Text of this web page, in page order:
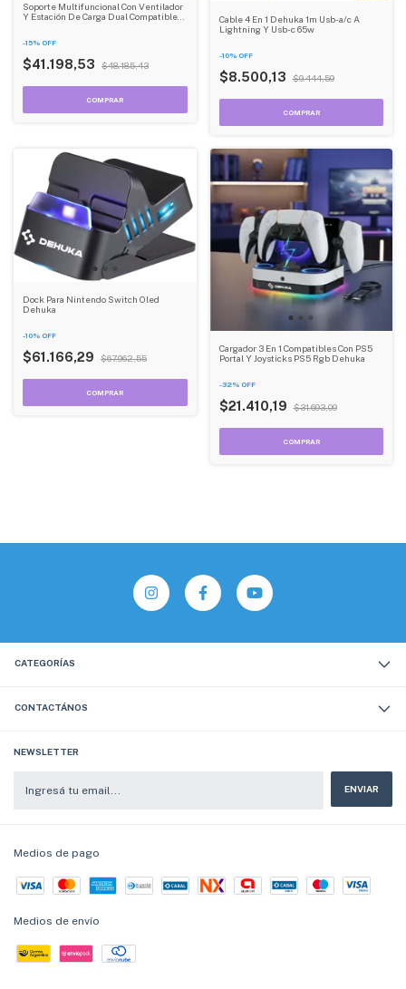
Soporte Multifuncional Con Ventilador
Y Estación De Carga Dual Compatible
-15% OFF
$41.198,53 $48.185,43
Cable 4 En 1 Dehuka 1m Usb-a/c A
Lightning Y Usb-c 65w
-10% OFF
$8.500,13 $9.444,59
Dock Para Nintendo Switch Oled
Dehuka
-10% OFF
$61.166,29 $67.962,55
Cargador 3 En 1 Compatibles Con PS5
Portal Y Joysticks PS5 Rgb Dehuka
-32% OFF
$21.410,19 $31.693,09
CATEGORÍAS
CONTACTÁNOS
NEWSLETTER
Medios de pago
Medios de envío